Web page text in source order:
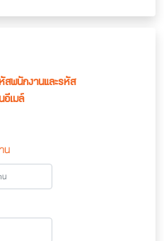
สพนักงานและรหัส
อีเมล์
น